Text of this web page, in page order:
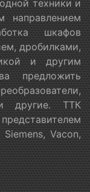
техники и
направлением
шкафов
дробилками,
и другим
предложить
другие. ТТК
Vacon,